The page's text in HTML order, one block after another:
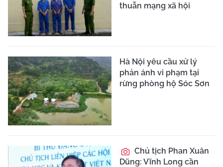
thuẫn mạng xã hội
Hà Nội yêu cầu xử lý
phản ánh vi phạm tại
rừng phòng hộ Sóc Sơn
Chủ tịch Phan Xuân
Dũng: Vĩnh Long cần